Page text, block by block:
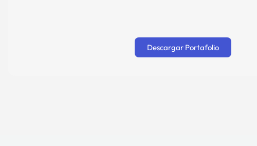
Descargar Portafolio